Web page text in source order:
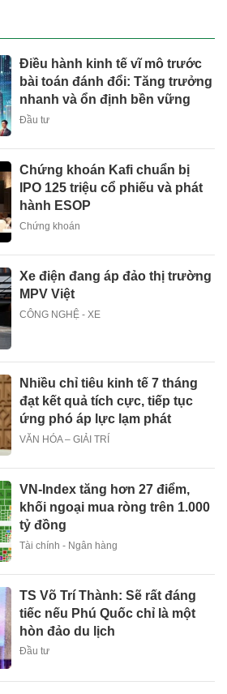
Điều hành kinh tế vĩ mô trước
bài toán đánh đổi: Tăng trưởng
nhanh và ổn định bền vững
Đầu tư
Chứng khoán Kafi chuẩn bị
IPO 125 triệu cổ phiếu và phát
hành ESOP
Chứng khoán
Xe điện đang áp đảo thị trường
MPV Việt
CÔNG NGHỆ - XE
Nhiều chỉ tiêu kinh tế 7 tháng
đạt kết quả tích cực, tiếp tục
ứng phó áp lực lạm phát
VĂN HÓA – GIẢI TRÍ
VN-Index tăng hơn 27 điểm,
khối ngoại mua ròng trên 1.000
tỷ đồng
Tài chính - Ngân hàng
TS Võ Trí Thành: Sẽ rất đáng
tiếc nếu Phú Quốc chỉ là một
hòn đảo du lịch
Đầu tư